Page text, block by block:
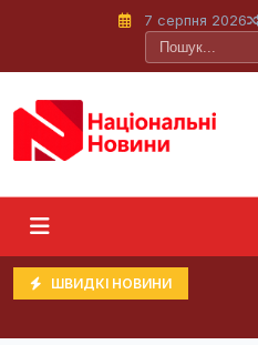
7 серпня 2026
ШВИДКІ НОВИНИ